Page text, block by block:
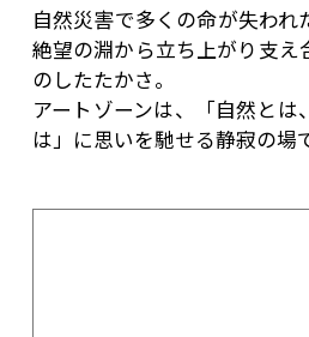
自然災害で多くの命が失われ
絶望の淵から立ち上がり支え
のしたたかさ。
アートゾーンは、「自然とは
は」に思いを馳せる静寂の場